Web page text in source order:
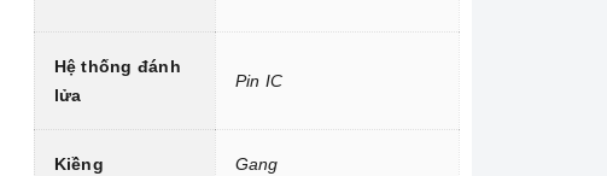
Hệ thống đánh
lửa
Pin IC
Kiềng Gang